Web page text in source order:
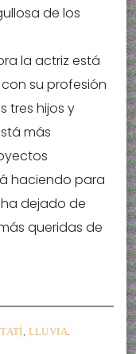
de los
la actriz está
su profesión
tres hijos y
más
haciendo para
dejado de
queridas de
LLUVIA